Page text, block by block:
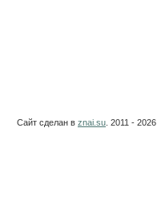
Сайт сделан в znai.su . 2011 - 2026